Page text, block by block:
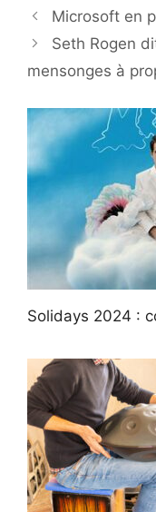
Microsoft en
Seth Rogen
mensonges à
Solidays 2024 :